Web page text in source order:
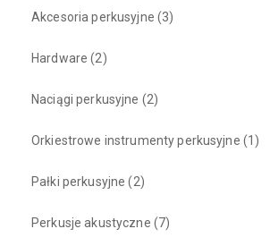
Akcesoria perkusyjne (3)
Hardware (2)
Naciągi perkusyjne (2)
Orkiestrowe instrumenty perkusyjne (1)
Pałki perkusyjne (2)
Perkusje akustyczne (7)